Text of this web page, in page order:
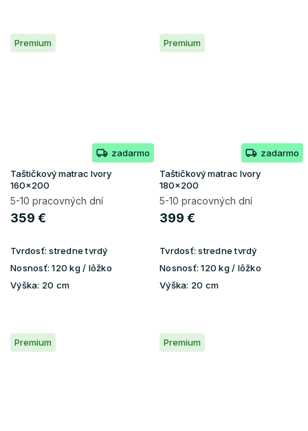
Premium
zadarmo
Taštičkový matrac Ivory
160x200
5-10 pracovných dní
359 €
Tvrdosť: stredne tvrdý
Nosnosť: 120 kg / lôžko
Výška: 20 cm
Premium
zadarmo
Taštičkový matrac Ivory
180x200
5-10 pracovných dní
399 €
Tvrdosť: stredne tvrdý
Nosnosť: 120 kg / lôžko
Výška: 20 cm
Premium Premium